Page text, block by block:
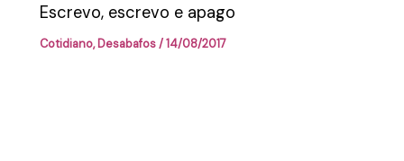
Escrevo, escrevo e apago
Cotidiano,Desabafos/14/08/2017